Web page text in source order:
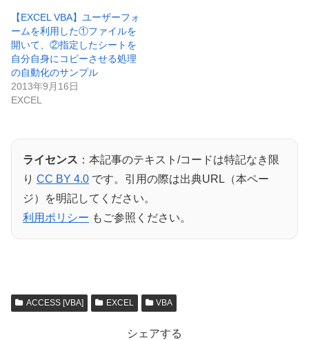
【EXCEL VBA】ユーザーフォ
ームを利用した①ファイルを
開いて、②指定したシートを
自分自身にコピーさせる処理
の自動化のサンプル
2013年9月16日
EXCEL
ライセンス ：本記事のテキスト/コードは特記なき限
り CC BY 4.0 です。引用の際は出典URL（本ペー
ジ）を明記してください。
利用ポリシー もご参照ください。
ACCESS [VBA] EXCEL VBA
シェアする